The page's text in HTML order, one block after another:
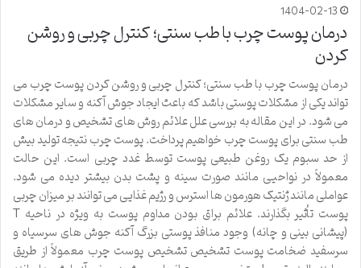
1404-02-13
درمان پوست چرب با طب سنتی؛ کنترل چربی و روشن
کردن
درمان پوست چرب با طب سنتی؛ کنترل چربی و روشن کردن پوست چرب می
تواند یکی از مشکلات پوستی باشد که باعث ایجاد جوش آکنه و سایر مشکلات
می شود. در این مقاله به بررسی علل علائم روش های تشخیص و درمان های
طب سنتی برای پوست چرب خواهیم پرداخت. پوست چرب نتیجه تولید بیش
از حد سبوم یک روغن طبیعی پوست توسط غدد چربی است. این حالت
معمولاً در نواحیی مانند صورت سینه و پشت بدن بیشتر دیده می شود.
عواملی مانند ژنتیک هورمون ها استرس و رژیم غذایی می توانند بر میزان چربی
پوست تأثیر بگذارند. علائم براق بودن مداوم پوست به ویژه در ناحیه T
(پیشانی بینی و چانه) وجود منافذ پوستی بزرگ آکنه جوش های سرسیاه و
سرسفید ضخامت پوست تشخیص تشخیص پوست چرب معمولاً از طریق